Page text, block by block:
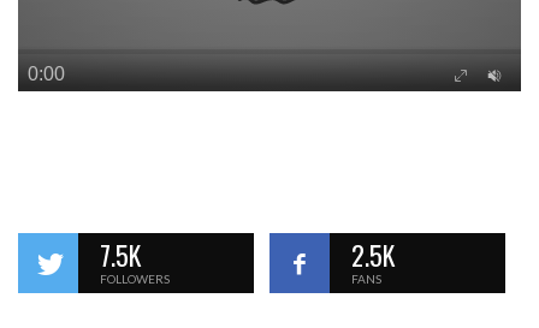
7.5K
FOLLOWERS
2.5K
FANS